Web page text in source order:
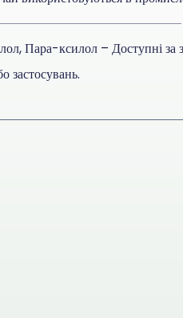
Пара-ксилол – Доступні за
застосувань.